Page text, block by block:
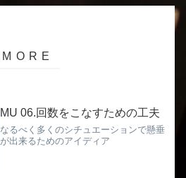
MU 06.回数をこなすための工夫
なるべく多くのシチュエーションで懸垂
が出来るためのアイディア